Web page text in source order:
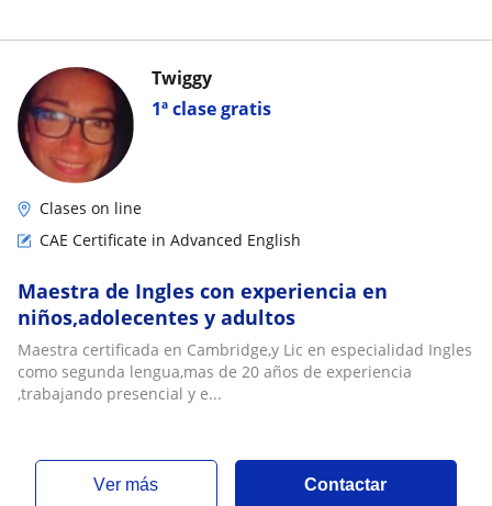
1ª clase gratis
Twiggy
Clases on line
CAE Certificate in Advanced English
Maestra de Ingles con experiencia en
niños,adolecentes y adultos
Maestra certificada en Cambridge,y Lic en especialidad Ingles
como segunda lengua,mas de 20 años de experiencia
,trabajando presencial y e...
ver más Contactar